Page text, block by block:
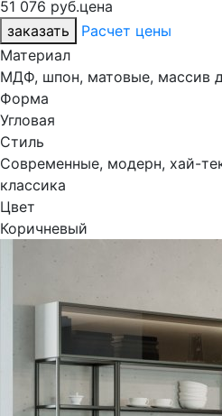
51 076 руб.цена
заказать
Расчет цены
Материал
МДФ, шпон, матовые, массив
Форма
Угловая
Стиль
Современные, модерн, хай-
классика
Цвет
Коричневый